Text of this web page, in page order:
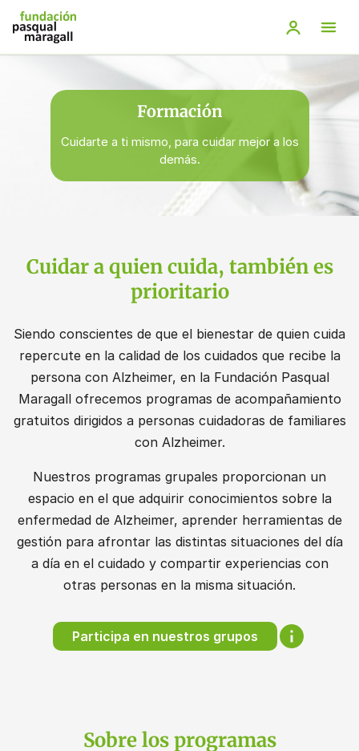
Saltar
contenido
Formación
Cuidarte a ti mismo, para cuidar mejor a los
demás.
Cuidar a quien cuida, también es
prioritario
Siendo conscientes de que el bienestar de quien cuida
repercute en la calidad de los cuidados que recibe la
persona con Alzheimer, en la Fundación Pasqual
Maragall ofrecemos programas de acompañamiento
gratuitos dirigidos a personas cuidadoras de familiares
con Alzheimer.
Nuestros programas grupales proporcionan un
espacio en el que adquirir conocimientos sobre la
enfermedad de Alzheimer, aprender herramientas de
gestión para afrontar las distintas situaciones del día
a día en el cuidado y compartir experiencias con
otras personas en la misma situación.
Participa en nuestros grupos
Sobre los programas